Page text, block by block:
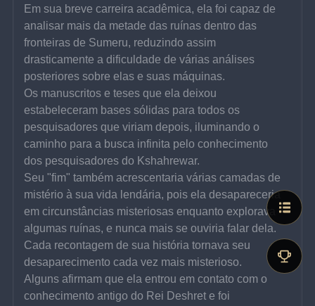
Em sua breve carreira acadêmica, ela foi capaz de
analisar mais da metade das ruínas dentro das
fronteiras de Sumeru, reduzindo assim
drasticamente a dificuldade de várias análises
posteriores sobre elas e suas máquinas.
Os manuscritos e teses que ela deixou
estabeleceram bases sólidas para todos os
pesquisadores que viriam depois, iluminando o
caminho para a busca infinita pelo conhecimento
dos pesquisadores do Kshahrewar.
Seu "fim" também acrescentaria várias camadas de
mistério à sua vida lendária, pois ela desapareceria
em circunstâncias misteriosas enquanto explorava
algumas ruínas, e nunca mais se ouviria falar dela.
Cada recontagem de sua história tornava seu
desaparecimento cada vez mais misterioso.
Alguns afirmam que ela entrou em contato com o
conhecimento antigo do Rei Deshret e foi